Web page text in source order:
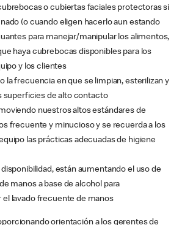
o cubiertas faciales protectoras si
(o cuando eligen hacerlo aun estando
para manejar/manipular los alimentos,
haya cubrebocas disponibles para los
y los clientes
la frecuencia en que se limpian, esterilizan y
superficies de alto contacto
nuestros altos estándares de
frecuente y minucioso y se recuerda a los
las prácticas adecuadas de higiene
disponibilidad, están aumentando el uso de
manos a base de alcohol para
lavado frecuente de manos
orientación a los gerentes de